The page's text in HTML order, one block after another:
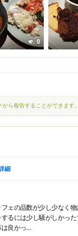
0
ら報告することができます。
細
ェの品数が少し少なく物
るには少し騒がしかった
良かっ...